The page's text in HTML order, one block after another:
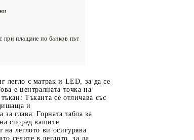
при плащане по банков път
легло с матрак и LED, за да се
е централната точка на
Тъканта се отличава със
и
глава: Горната табла за
според вашите
на леглото ви осигурява
седите в леглото, за да